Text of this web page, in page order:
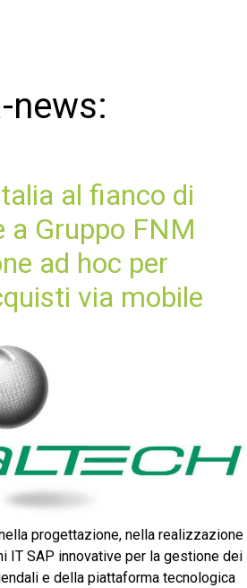
news:
al fianco di
a Gruppo FNM
ad hoc per
via mobile
progettazione, nella realizzazione
IT SAP innovative per la gestione dei
e della piattaforma tecnologica